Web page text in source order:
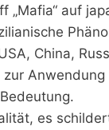
„Mafia“ auf
China,
Anwendung
es